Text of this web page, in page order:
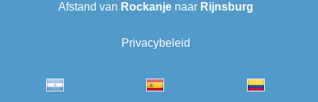
Afstand van Rockanjenaar Rijnsburg
Privacybeleid